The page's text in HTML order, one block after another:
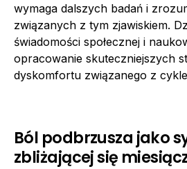
wymaga dalszych badań i
związanych z tym zjawiskiem.
świadomości społecznej i
opracowanie skuteczniejszych
dyskomfortu związanego z
Ból podbrzusza jako
zbliżającej się